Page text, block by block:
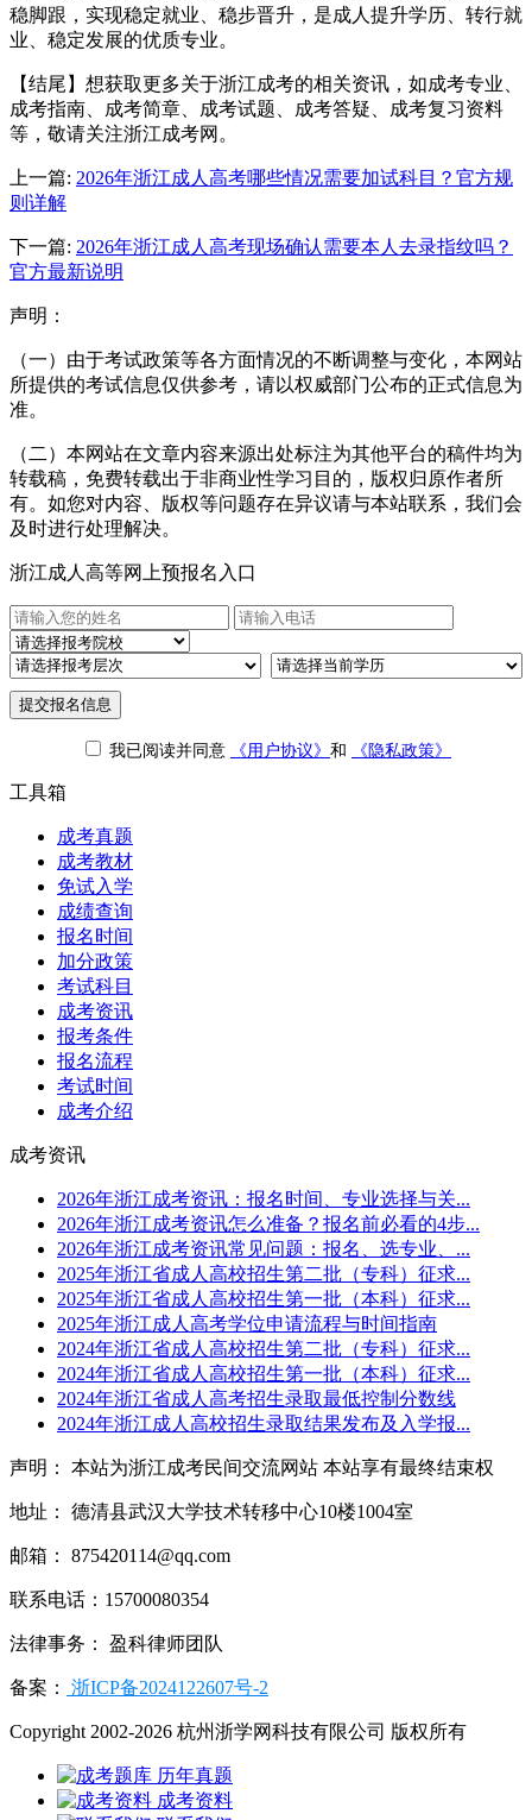
稳脚跟，实现稳定就业、稳步晋升，是成人提升学历、转行就
业、稳定发展的优质专业。
【结尾】想获取更多关于浙江成考的相关资讯，如成考专业、
成考指南、成考简章、成考试题、成考答疑、成考复习资料
等，敬请关注浙江成考网。
上一篇: 2026年浙江成人高考哪些情况需要加试科目？官方规
则详解
下一篇: 2026年浙江成人高考现场确认需要本人去录指纹吗？
官方最新说明
声明：
（一）由于考试政策等各方面情况的不断调整与变化，本网站
所提供的考试信息仅供参考，请以权威部门公布的正式信息为
准。
（二）本网站在文章内容来源出处标注为其他平台的稿件均为
转载稿，免费转载出于非商业性学习目的，版权归原作者所
有。如您对内容、版权等问题存在异议请与本站联系，我们会
及时进行处理解决。
浙江成人高等网上预报名入口
提交报名信息
我已阅读并同意 《用户协议》 和 《隐私政策》
工具箱
成考真题
成考教材
免试入学
成绩查询
报名时间
加分政策
考试科目
成考资讯
报考条件
报名流程
考试时间
成考介绍
成考资讯
2026年浙江成考资讯：报名时间、专业选择与关...
2026年浙江成考资讯怎么准备？报名前必看的4步...
2026年浙江成考资讯常见问题：报名、选专业、...
2025年浙江省成人高校招生第二批（专科）征求...
2025年浙江省成人高校招生第一批（本科）征求...
2025年浙江成人高考学位申请流程与时间指南
2024年浙江省成人高校招生第二批（专科）征求...
2024年浙江省成人高校招生第一批（本科）征求...
2024年浙江省成人高考招生录取最低控制分数线
2024年浙江成人高校招生录取结果发布及入学报...
声明： 本站为浙江成考民间交流网站 本站享有最终结束权
地址： 德清县武汉大学技术转移中心10楼1004室
邮箱： 875420114@qq.com
联系电话：15700080354
法律事务： 盈科律师团队
备案： 浙ICP备2024122607号-2
Copyright 2002-2026 杭州浙学网科技有限公司 版权所有
历年真题
成考资料